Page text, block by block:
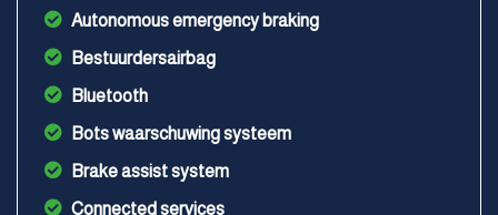
Autonomous emergency braking
Bestuurdersairbag
Bluetooth
Bots waarschuwing systeem
Brake assist system
Connected services